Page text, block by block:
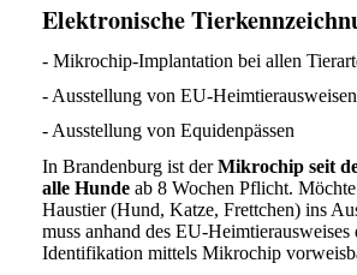
Elektronische
- Mikrochip-Implantation bei allen
- Ausstellung von EU-Heimtierausweisen
- Ausstellung von Equidenpässen
In Brandenburg ist derMikrochip seit
alle Hunde ab 8 Wochen Pflicht.
Haustier (Hund, Katze, Frettchen) ins
muss anhand des EU-
Identifikation mittels Mikrochip